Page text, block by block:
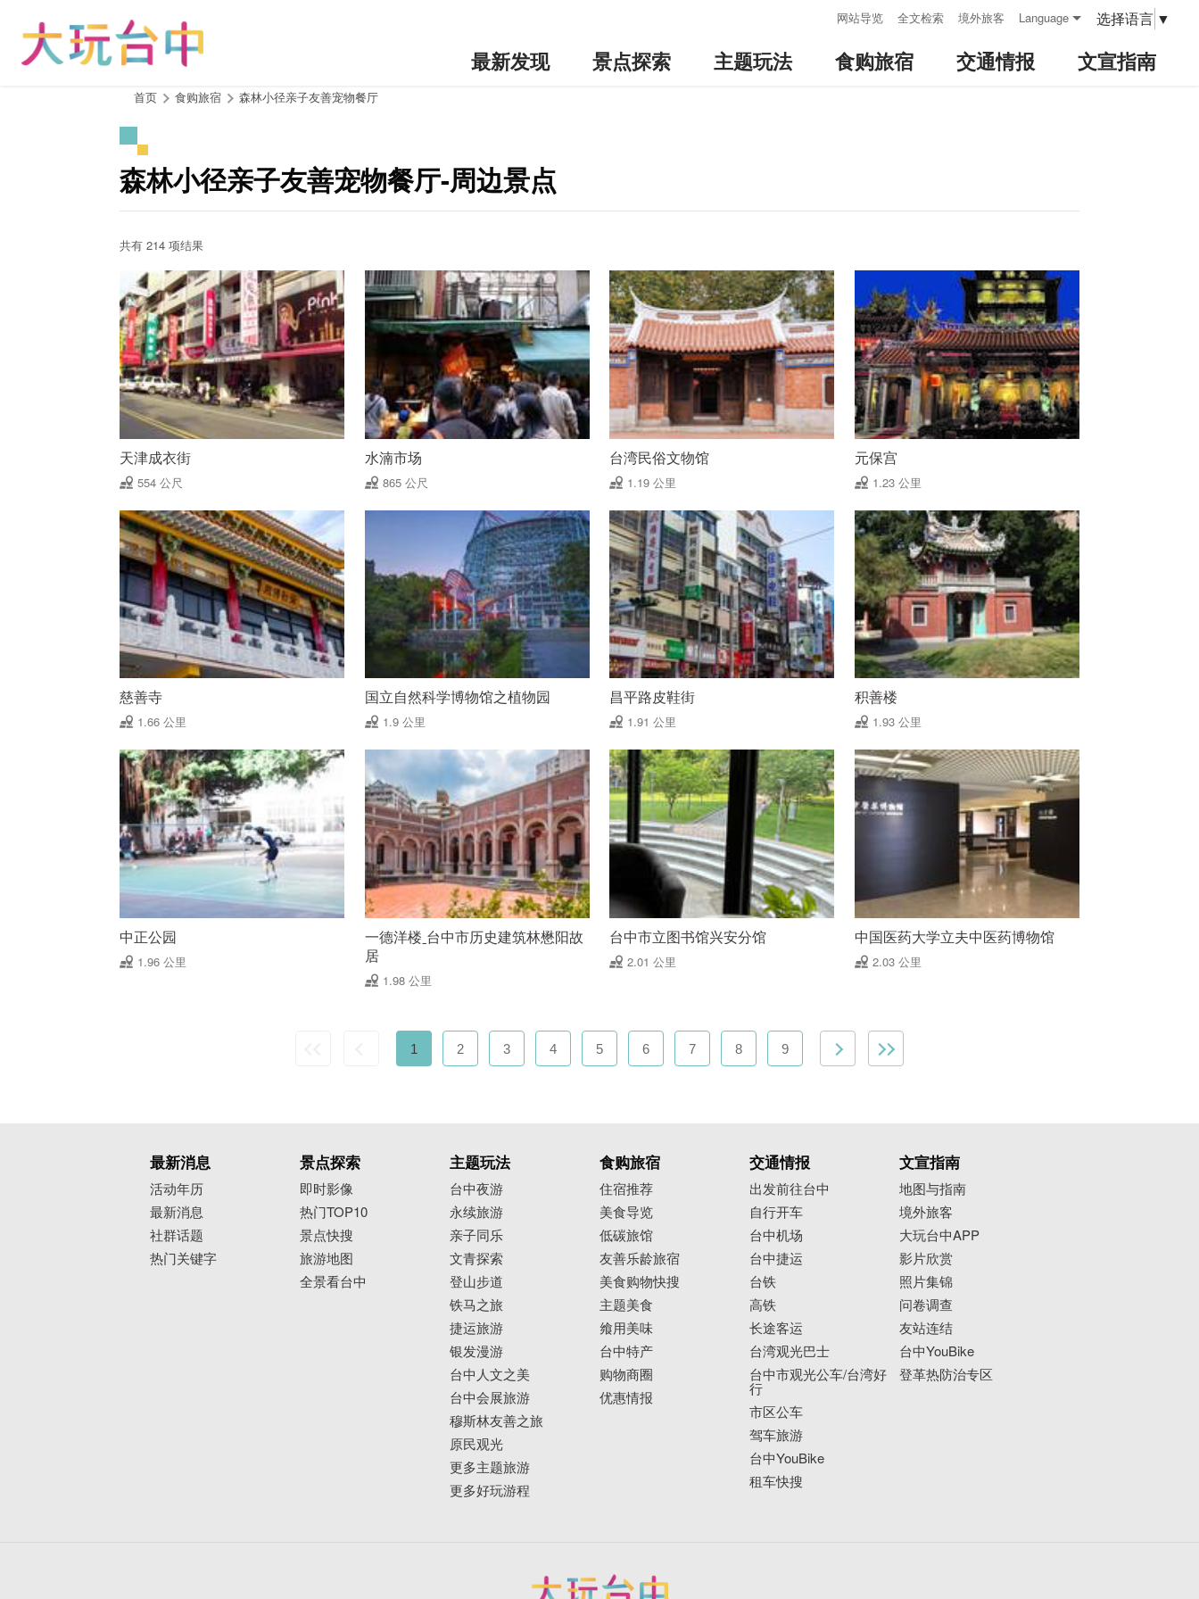
网站导览 全文检索 境外旅客 Language 选择语言 ▼
最新发现 景点探索 主题玩法 食购旅宿 交通情报 文宣指南
首页 食购旅宿 森林小径亲子友善宠物餐厅
森林小径亲子友善宠物餐厅-周边景点
共有 214 项结果
天津成衣街
554 公尺
水湳市场
865 公尺
台湾民俗文物馆
1.19 公里
元保宫
1.23 公里
慈善寺
1.66 公里
国立自然科学博物馆之植物园
1.9 公里
昌平路皮鞋街
1.91 公里
积善楼
1.93 公里
中正公园
1.96 公里
一德洋楼ˍ台中市历史建筑林懋阳故
居
1.98 公里
台中市立图书馆兴安分馆
2.01 公里
中国医药大学立夫中医药博物馆
2.03 公里
1 2 3 4 5 6 7 8 9
最新消息
活动年历
最新消息
社群话题
热门关键字
景点探索
即时影像
热门TOP10
景点快搜
旅游地图
全景看台中
主题玩法
台中夜游
永续旅游
亲子同乐
文青探索
登山步道
铁马之旅
捷运旅游
银发漫游
台中人文之美
台中会展旅游
穆斯林友善之旅
原民观光
更多主题旅游
更多好玩游程
食购旅宿
住宿推荐
美食导览
低碳旅馆
友善乐龄旅宿
美食购物快搜
主题美食
飨用美味
台中特产
购物商圈
优惠情报
交通情报
出发前往台中
自行开车
台中机场
台中捷运
台铁
高铁
长途客运
台湾观光巴士
台中市观光公车/台湾好
行
市区公车
驾车旅游
台中YouBike
租车快搜
文宣指南
地图与指南
境外旅客
大玩台中APP
影片欣赏
照片集锦
问卷调查
友站连结
台中YouBike
登革热防治专区